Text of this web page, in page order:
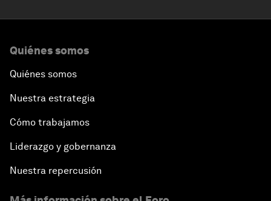
Quiénes somos
Quiénes somos
Nuestra estrategia
Cómo trabajamos
Liderazgo y gobernanza
Nuestra repercusión